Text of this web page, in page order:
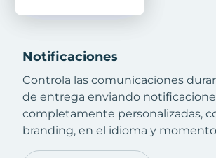
Notificaciones
Controla las comunicaciones
de entrega enviando
completamente personalizadas,
branding, en el idioma y